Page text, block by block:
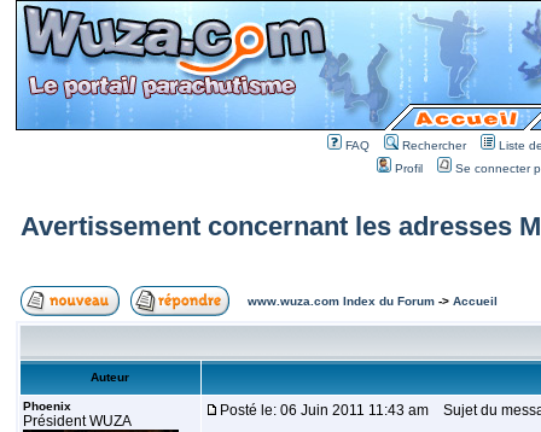
FAQ Rechercher
Liste
Profil
Se connecter
Avertissement concernant les adresses
www.wuza.com Index du Forum-> Accueil
Auteur
Phoenix
Président WUZA
Posté le: 06 Juin 2011 11:43 am Sujet du